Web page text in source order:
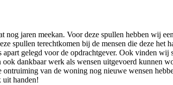
jaren meekan. Voor deze spullen hebben wij
spullen terechtkomen bij de mensen die deze
gelegd voor de opdrachtgever. Ook vinden
dankbaar werk als wensen uitgevoerd kunnen
van de woning nog nieuwe wensen
uit handen!